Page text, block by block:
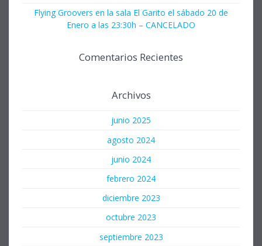
Flying Groovers en la sala El Garito el sábado 20 de
Enero a las 23:30h – CANCELADO
Comentarios Recientes
Archivos
junio 2025
agosto 2024
junio 2024
febrero 2024
diciembre 2023
octubre 2023
septiembre 2023